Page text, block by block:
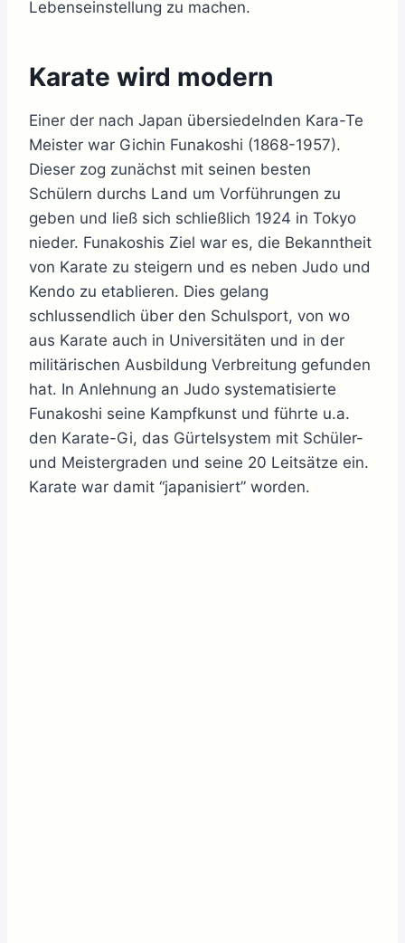
Lebenseinstellung zu machen.
Karate wird modern
Einer der nach Japan übersiedelnden Kara-Te
Meister war Gichin Funakoshi (1868-1957).
Dieser zog zunächst mit seinen besten
Schülern durchs Land um Vorführungen zu
geben und ließ sich schließlich 1924 in Tokyo
nieder. Funakoshis Ziel war es, die Bekanntheit
von Karate zu steigern und es neben Judo und
Kendo zu etablieren. Dies gelang
schlussendlich über den Schulsport, von wo
aus Karate auch in Universitäten und in der
militärischen Ausbildung Verbreitung gefunden
hat. In Anlehnung an Judo systematisierte
Funakoshi seine Kampfkunst und führte u.a.
den Karate-Gi, das Gürtelsystem mit Schüler-
und Meistergraden und seine 20 Leitsätze ein.
Karate war damit “japanisiert” worden.